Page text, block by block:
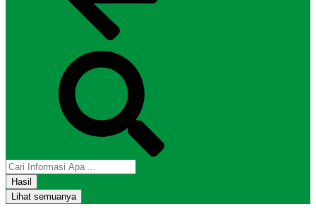
Hasil
Lihat semuanya